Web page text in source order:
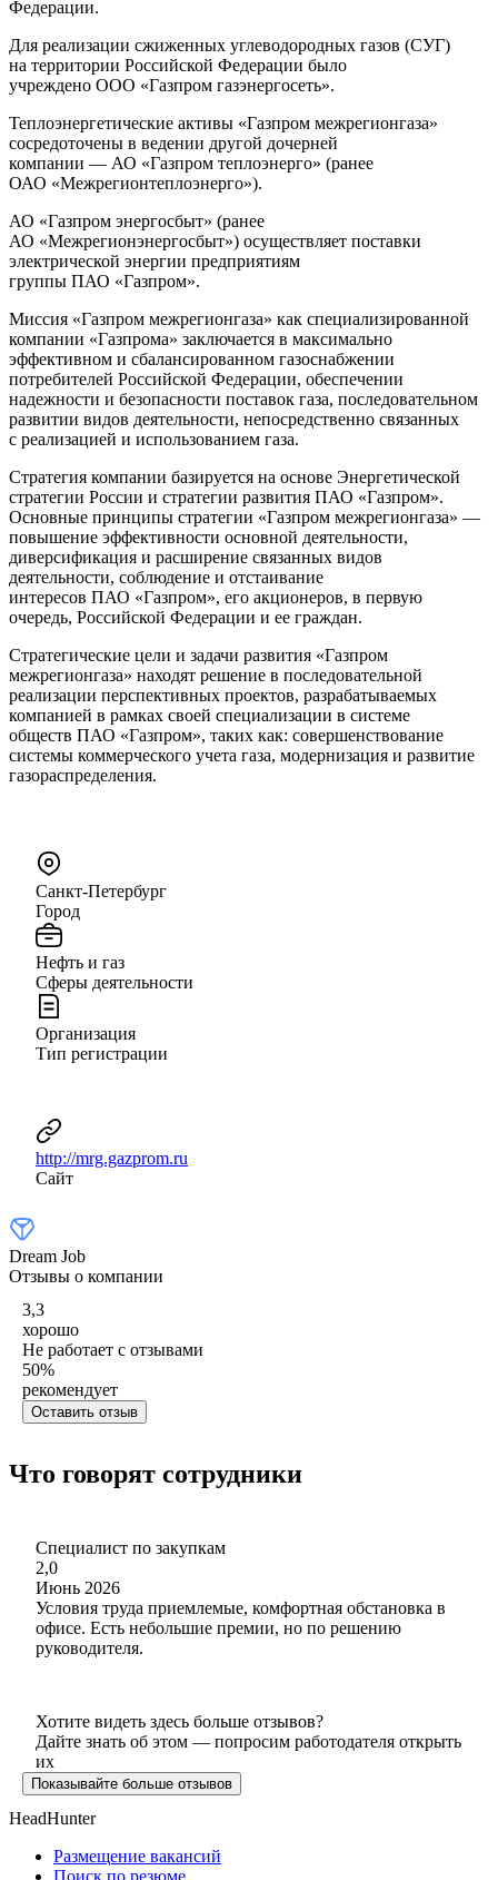
Федерации.
Для реализации сжиженных углеводородных газов (СУГ)
на территории Российской Федерации было
учреждено ООО «Газпром газэнергосеть».
Теплоэнергетические активы «Газпром межрегионгаза»
сосредоточены в ведении другой дочерней
компании — АО «Газпром теплоэнерго» (ранее
ОАО «Межрегионтеплоэнерго»).
АО «Газпром энергосбыт» (ранее
АО «Межрегионэнергосбыт») осуществляет поставки
электрической энергии предприятиям
группы ПАО «Газпром».
Миссия «Газпром межрегионгаза» как специализированной
компании «Газпрома» заключается в максимально
эффективном и сбалансированном газоснабжении
потребителей Российской Федерации, обеспечении
надежности и безопасности поставок газа, последовательном
развитии видов деятельности, непосредственно связанных
с реализацией и использованием газа.
Стратегия компании базируется на основе Энергетической
стратегии России и стратегии развития ПАО «Газпром».
Основные принципы стратегии «Газпром межрегионгаза» —
повышение эффективности основной деятельности,
диверсификация и расширение связанных видов
деятельности, соблюдение и отстаивание
интересов ПАО «Газпром», его акционеров, в первую
очередь, Российской Федерации и ее граждан.
Стратегические цели и задачи развития «Газпром
межрегионгаза» находят решение в последовательной
реализации перспективных проектов, разрабатываемых
компанией в рамках своей специализации в системе
обществ ПАО «Газпром», таких как: совершенствование
системы коммерческого учета газа, модернизация и развитие
газораспределения.
Санкт-Петербург
Город
Нефть и газ
Сферы деятельности
Организация
Тип регистрации
http://mrg.gazprom.ru
Сайт
Dream Job
Отзывы о компании
3,3
хорошо
Не работает с отзывами
50%
рекомендует
Оставить отзыв
Что говорят сотрудники
Cпециалист по закупкам
2,0
Июнь 2026
Условия труда приемлемые, комфортная обстановка в
офисе. Есть небольшие премии, но по решению
руководителя.
Хотите видеть здесь больше отзывов?
Дайте знать об этом — попросим работодателя открыть
их
Показывайте больше отзывов
HeadHunter
Размещение вакансий
Поиск по резюме